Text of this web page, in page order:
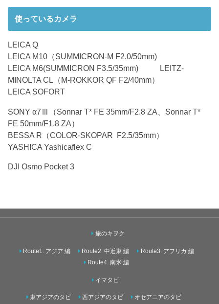
使っているカメラ
LEICA Q
LEICA M10（SUMMICRON-M F2.0/50mm)
LEICA M6(SUMMICRON F3.5/35mm) LEITZ-
MINOLTA CL（M-ROKKOR QF F2/40mm）
LEICA SOFORT
SONY α7Ⅲ（Sonnar T* FE 35mm/F2.8 ZA、Sonnar T*
FE 50mm/F1.8 ZA）
BESSA R（COLOR-SKOPAR F2.5/35mm）
YASHICA Yashicaflex C
DJI Osmo Pocket 3
旅のキヲク
Route1. アジア 編 Route2. 中近東 編
Route3. アフリカ 編
Route4. 南米 編
イマタビ
東アジアのタビ 西アジアのタビ オセアニアのタビ